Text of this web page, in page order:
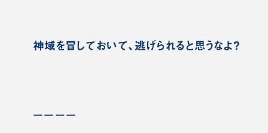
神域を冒しておいて、逃げられると思うなよ？
ーーーー